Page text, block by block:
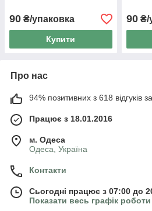
90 ₴/упаковка
Купити
90₴/
Про нас
94% позитивних з 618 відгуків
Працює з 18.01.2016
м. Одеса
Одеса, Україна
Контакти
Сьогодні працює з 07:00 до
Показати весь графік роботи